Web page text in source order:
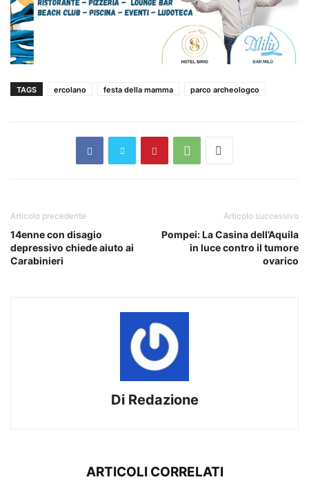
TAGS ercolano festa della mamma parco archeologco
Articolo precedente
14enne con disagio
depressivo chiede aiuto ai
Carabinieri
Articolo successivo
Pompei: La Casina dell’Aquila
in luce contro il tumore
ovarico
Di Redazione
ARTICOLI CORRELATI